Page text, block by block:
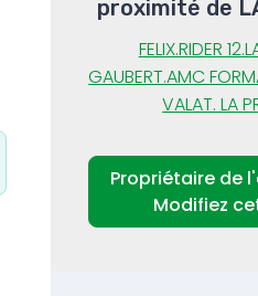
proximité de
FELIX.RIDER
GAUBERT.AMC
VALAT. LA
Propriétaire de
Modifiez